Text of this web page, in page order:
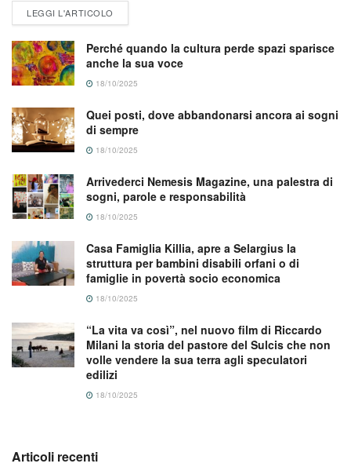
LEGGI L'ARTICOLO
Perché quando la cultura perde spazi sparisce
anche la sua voce
18/10/2025
Quei posti, dove abbandonarsi ancora ai sogni
di sempre
18/10/2025
Arrivederci Nemesis Magazine, una palestra di
sogni, parole e responsabilità
18/10/2025
Casa Famiglia Killia, apre a Selargius la
struttura per bambini disabili orfani o di
famiglie in povertà socio economica
18/10/2025
“La vita va così”, nel nuovo film di Riccardo
Milani la storia del pastore del Sulcis che non
volle vendere la sua terra agli speculatori
edilizi
18/10/2025
Articoli recenti